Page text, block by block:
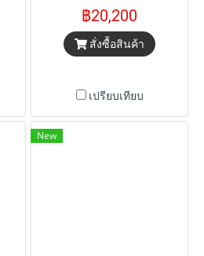
฿20,200
สั่งซื้อสินค้า
เปรียบเทียบ
New